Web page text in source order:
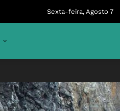
Sexta-feira, Agosto 7